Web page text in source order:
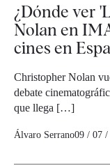
¿Dónde ver
Nolan en
cines en
Christopher Nolan
debate
que llega […]
Álvaro Serrano09 / 07 /